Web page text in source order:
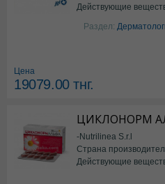
Действующие
Изотретиноин
Раздел:
Цена
19079.00тнг.
ЦИКЛОНОРМ
-Nutrilinea S.r.l
Страна
Действующие